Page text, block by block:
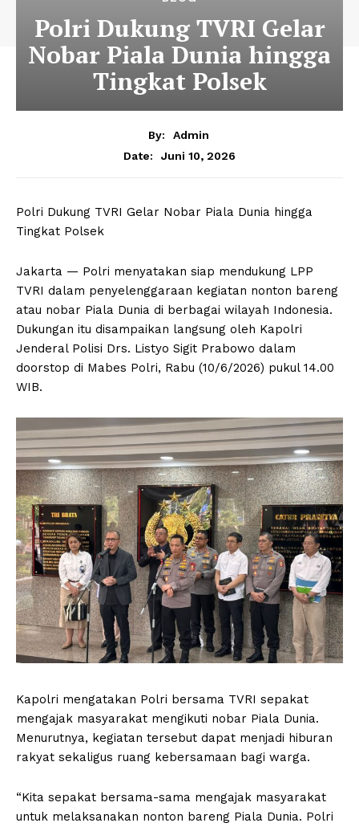
Polri Dukung TVRI Gelar
Nobar Piala Dunia hingga
Tingkat Polsek
By:
Admin
Date:
Juni 10, 2026
Polri Dukung TVRI Gelar Nobar Piala Dunia hingga
Tingkat Polsek
Jakarta — Polri menyatakan siap mendukung LPP
TVRI dalam penyelenggaraan kegiatan nonton bareng
atau nobar Piala Dunia di berbagai wilayah Indonesia.
Dukungan itu disampaikan langsung oleh Kapolri
Jenderal Polisi Drs. Listyo Sigit Prabowo dalam
doorstop di Mabes Polri, Rabu (10/6/2026) pukul 14.00
WIB.
Kapolri mengatakan Polri bersama TVRI sepakat
mengajak masyarakat mengikuti nobar Piala Dunia.
Menurutnya, kegiatan tersebut dapat menjadi hiburan
rakyat sekaligus ruang kebersamaan bagi warga.
“Kita sepakat bersama-sama mengajak masyarakat
untuk melaksanakan nonton bareng Piala Dunia. Polri